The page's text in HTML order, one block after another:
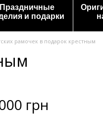
Праздничные
и подарки
рамочек в подарок крестным
грн